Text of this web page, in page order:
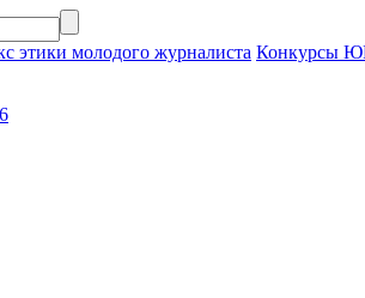
этики молодого журналиста Конкурсы